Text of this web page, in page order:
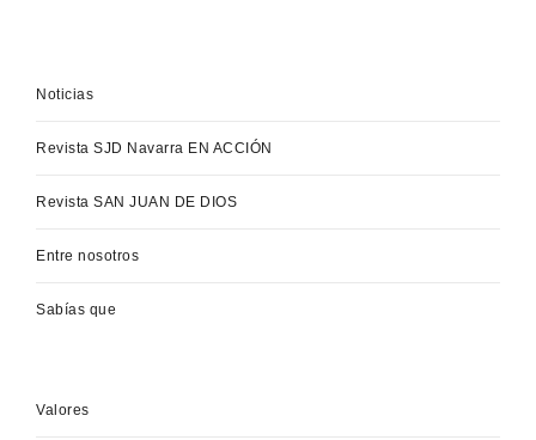
Noticias
Revista SJD Navarra EN ACCIÓN
Revista SAN JUAN DE DIOS
Entre nosotros
Sabías que
Valores